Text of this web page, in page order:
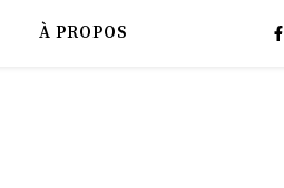
À PROPOS